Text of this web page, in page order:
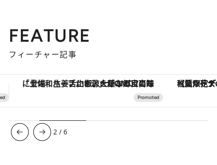
FEATURE
フィーチャー記事
【夏限定ディナーコース】旬を迎える稚鮎や花ズッキーニなどをイタリア・トスカーナの郷土料理の手法で満喫！
3 /6